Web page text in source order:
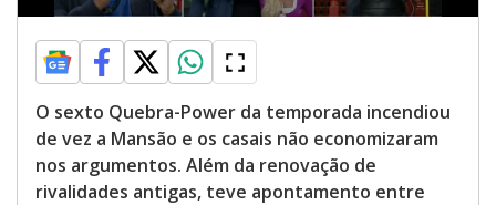
O sexto Quebra-Power da temporada incendiou
de vez a Mansão e os casais não economizaram
nos argumentos. Além da renovação de
rivalidades antigas, teve apontamento entre